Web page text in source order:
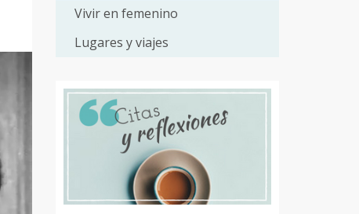
Vivir en femenino
Lugares y viajes